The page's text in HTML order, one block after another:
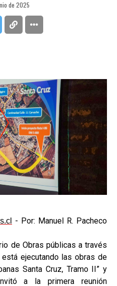
de 2025
- Por: Manuel R. Pacheco
de Obras públicas a través
ejecutando las obras de
Santa Cruz, Tramo II” y
a la primera reunión